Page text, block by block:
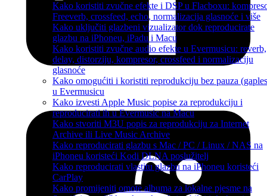
Kako koristiti zvučne efekte i DSP u Flacboxu:
Freeverb, crossfeed, echo, normalizacija glasnoće i više
Kako uključiti glazbeni vizualizator dok reproducirate
glazbu na iPhoneu, iPadu i Macu
Kako koristiti zvučne audio efekte u Evermusicu: reverb,
delay, distorziju, kompresor, crossfeed i normalizaciju
glasnoće
Kako omogućiti i koristiti reprodukciju bez pauza
u Evermusicu
Kako izvesti Apple Music popise za reprodukciju i
reproducirati ih u Evermusic na Macu
Kako stvoriti M3U popis za reprodukciju za Internet
Archive ili Live Music Archive
Kako reproducirati glazbu s Mac / PC / Linux / NAS na
iPhoneu koristeći Kodi DLNA poslužitelj
Kako reproducirati vlastitu glazbu na iPhoneu koristeći
CarPlay
Kako promijeniti omote albuma za lokalne pjesme na